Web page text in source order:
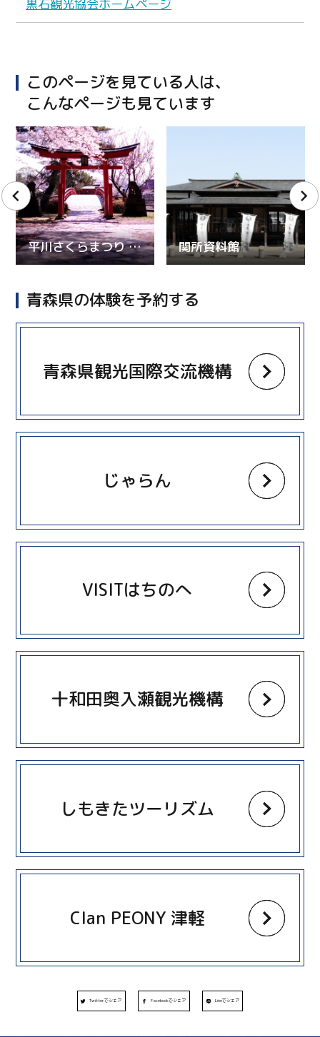
黒石観光協会ホームページ
このページを見ている人は、
こんなページも見ています
平川さくらまつり 2026 関所資料館
青森県の体験を予約する
青森県観光国際交流機構
more
じゃらん
more
VISITはちのへ
more
十和田奥入瀬観光機構
more
しもきたツーリズム
more
Clan PEONY 津軽
more
Twitterでシェア Facebookでシェア Lineでシェア
Twitter
Facebook
Line
Copy URL